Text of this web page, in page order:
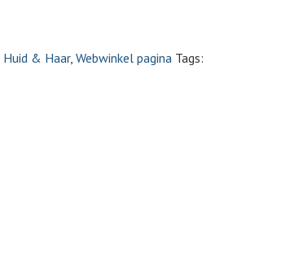
Huid & Haar, Webwinkel pagina Tags: